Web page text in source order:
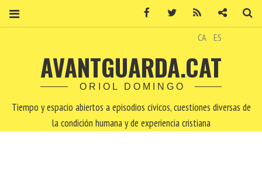
CA ES
AVANTGUARDA.CAT
ORIOL DOMINGO
Tiempo y espacio abiertos a episodios cívicos, cuestiones diversas de
la condición humana y de experiencia cristiana
Facebook Twitter Contacto